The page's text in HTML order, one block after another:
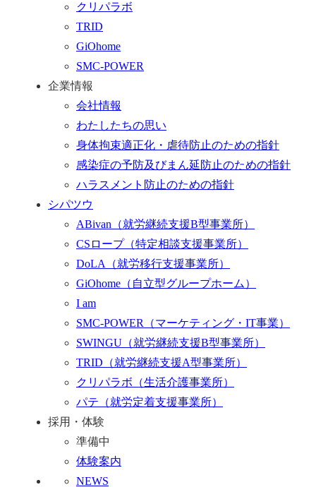
クリパラボ
TRID
GiOhome
SMC-POWER
企業情報
会社情報
わたしたちの思い
身体拘束適正化・虐待防止のための指針
感染症の予防及びまん延防止のための指針
ハラスメント防止のための指針
シパツウ
ABivan （就労継続支援B型事業所）
CSロープ （特定相談支援事業所）
DoLA （就労移行支援事業所）
GiOhome （自立型グループホーム）
I am
SMC-POWER （マーケティング・IT事業）
SWINGU （就労継続支援B型事業所）
TRID （就労継続支援A型事業所）
クリパラボ （生活介護事業所）
パテ （就労定着支援事業所）
採用・体験
準備中
体験案内
NEWS